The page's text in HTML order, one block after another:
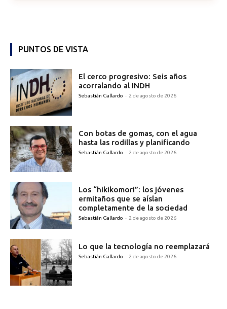
PUNTOS DE VISTA
El cerco progresivo: Seis años
acorralando al INDH
Sebastián Gallardo - 2 de agosto de 2026
Con botas de gomas, con el agua
hasta las rodillas y planificando
Sebastián Gallardo - 2 de agosto de 2026
Los “hikikomori”: los jóvenes
ermitaños que se aíslan
completamente de la sociedad
Sebastián Gallardo - 2 de agosto de 2026
Lo que la tecnología no reemplazará
Sebastián Gallardo - 2 de agosto de 2026